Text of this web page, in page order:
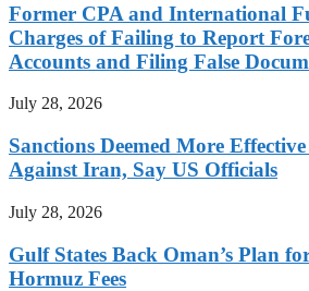
Former CPA and International
Charges of Failing to Report
Accounts and Filing False
July 28, 2026
Sanctions Deemed More
Against Iran, Say US Officials
July 28, 2026
Gulf States Back Oman’s Plan
Hormuz Fees